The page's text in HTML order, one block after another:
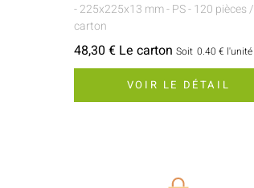
- 225x225x13 mm- PS- 120 pièces /
carton
48,30 € Le carton Soit 0.40 € l'unité
VOIR LE DÉTAIL